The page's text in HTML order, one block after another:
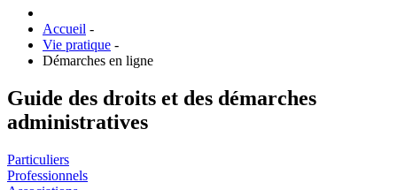
Accueil -
Vie pratique -
Démarches en ligne
Guide des droits et des démarches
administratives
Particuliers
Professionnels